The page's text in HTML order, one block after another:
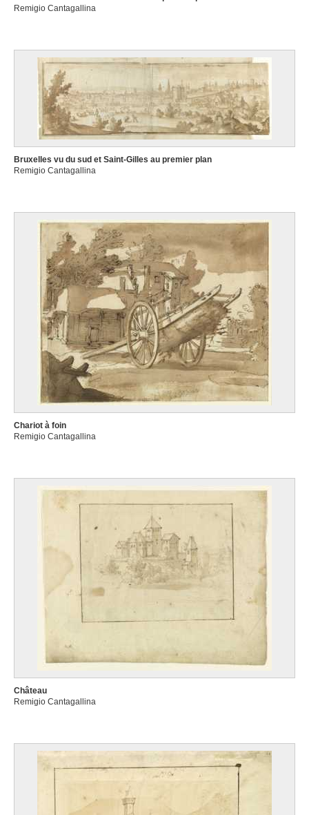
Remigio Cantagallina
Bruxelles vu du sud et Saint-Gilles au premier plan
Remigio Cantagallina
Chariot à foin
Remigio Cantagallina
Château
Remigio Cantagallina